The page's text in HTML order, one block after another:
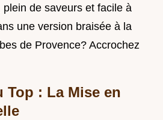
de saveurs et facile à
une version braisée à la
de Provence? Accrochez
Top : La Mise en